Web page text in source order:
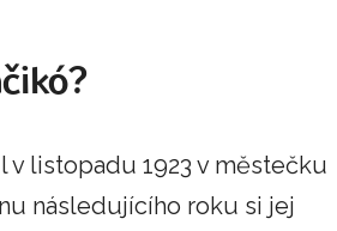
v listopadu 1923 v městečku
následujícího roku si jej